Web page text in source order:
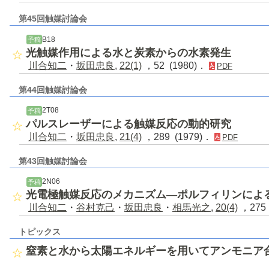
第45回触媒討論会
予稿 B18
光触媒作用による水と炭素からの水素発生
川合知二 ・ 坂田忠良 , 22(1) ，52 (1980)． PDF
第44回触媒討論会
予稿 2T08
パルスレーザーによる触媒反応の動的研究
川合知二 ・ 坂田忠良 , 21(4) ，289 (1979)． PDF
第43回触媒討論会
予稿 2N06
光電極触媒反応のメカニズム―ポルフィリンによ
川合知二 ・ 谷村克己 ・ 坂田忠良 ・ 相馬光之, 20(4) ，
トピックス
窒素と水から太陽エネルギーを用いてアンモニア